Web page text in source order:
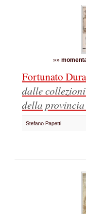
»»
Fortunato
dalle
della
Stefano Papetti